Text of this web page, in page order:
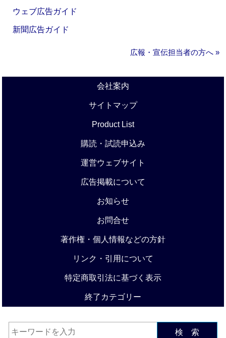
ウェブ広告ガイド
新聞広告ガイド
広報・宣伝担当者の方へ »
会社案内
サイトマップ
Product List
購読・試読申込み
運営ウェブサイト
広告掲載について
お知らせ
お問合せ
著作権・個人情報などの方針
リンク・引用について
特定商取引法に基づく表示
終了カテゴリー
検 索